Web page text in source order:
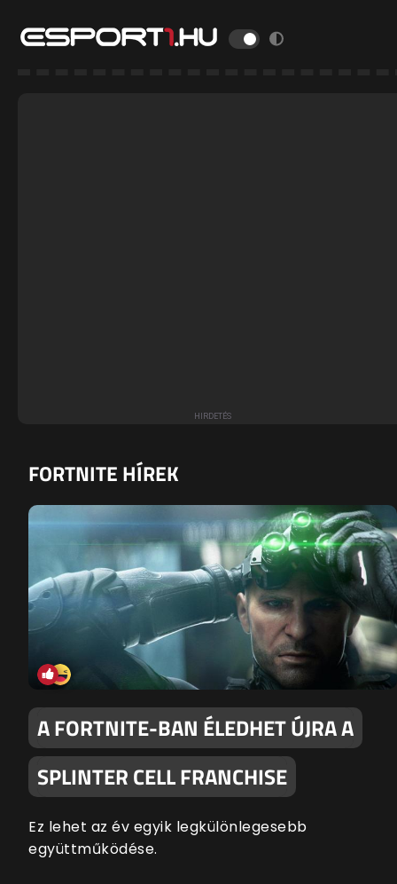
FORTNITE HÍREK
A FORTNITE-BAN ÉLEDHET ÚJRA A
SPLINTER CELL FRANCHISE
Ez lehet az év egyik legkülönlegesebb
együttműködése.